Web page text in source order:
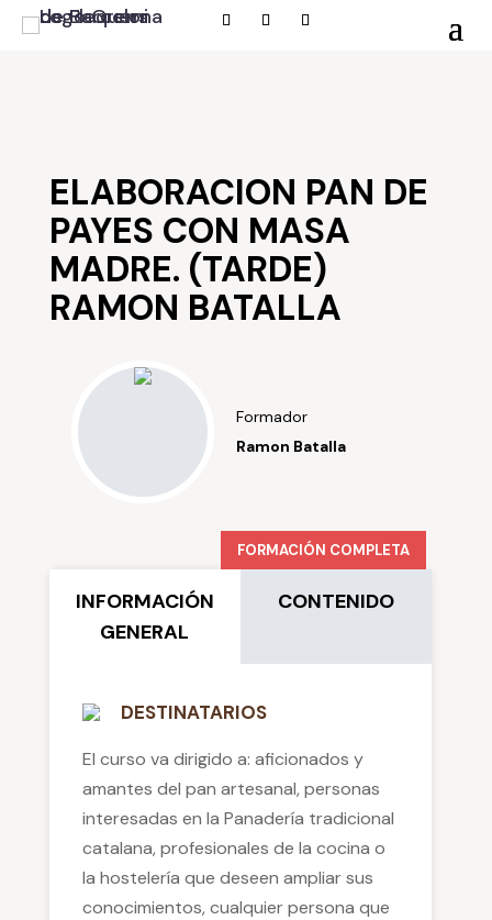
ELABORACION PAN DE
PAYES CON MASA
MADRE. (TARDE)
RAMON BATALLA
Formador
Ramon Batalla
FORMACIÓN COMPLETA
INFORMACIÓN
GENERAL
CONTENIDO
DESTINATARIOS
El curso va dirigido a: aficionados y
amantes del pan artesanal, personas
interesadas en la Panadería tradicional
catalana, profesionales de la cocina o
la hostelería que deseen ampliar sus
conocimientos, cualquier persona que